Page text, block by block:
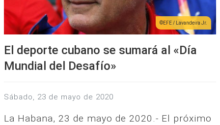
EFE / Lavandeira Jr.
El deporte cubano se sumará al «Día
Mundial del Desafío»
sábado, 23 de mayo de 2020
La Habana, 23 de mayo de 2020.- El próximo